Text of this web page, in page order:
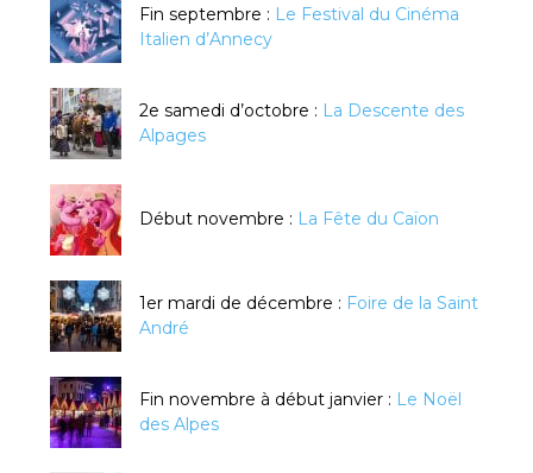
Fin septembre : Le Festival du Cinéma
Italien d’Annecy
2e samedi d’octobre : La Descente des
Alpages
Début novembre : La Fête du Caïon
1er mardi de décembre : Foire de la Saint
André
Fin novembre à début janvier : Le Noël
des Alpes